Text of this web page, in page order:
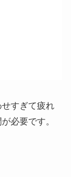
すぎて疲れ
必要です。